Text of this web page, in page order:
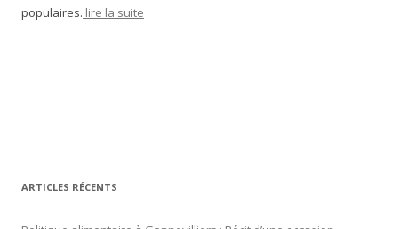
populaires. lire la suite
ARTICLES RÉCENTS